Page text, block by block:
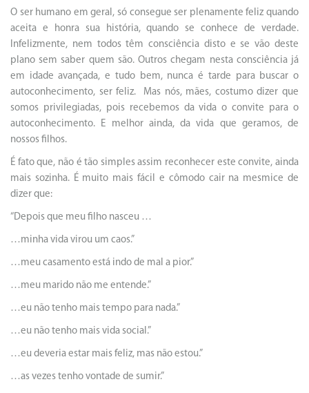
O ser humano em geral, só consegue ser plenamente feliz quando
aceita e honra sua história, quando se conhece de verdade.
Infelizmente, nem todos têm consciência disto e se vão deste
plano sem saber quem são. Outros chegam nesta consciência já
em idade avançada, e tudo bem, nunca é tarde para buscar o
autoconhecimento, ser feliz. Mas nós, mães, costumo dizer que
somos privilegiadas, pois recebemos da vida o convite para o
autoconhecimento. E melhor ainda, da vida que geramos, de
nossos filhos.
É fato que, não é tão simples assim reconhecer este convite, ainda
mais sozinha. É muito mais fácil e cômodo cair na mesmice de
dizer que:
“Depois que meu filho nasceu …
…minha vida virou um caos.”
…meu casamento está indo de mal a pior.”
…meu marido não me entende.”
…eu não tenho mais tempo para nada.”
…eu não tenho mais vida social.”
…eu deveria estar mais feliz, mas não estou.”
…as vezes tenho vontade de sumir.”